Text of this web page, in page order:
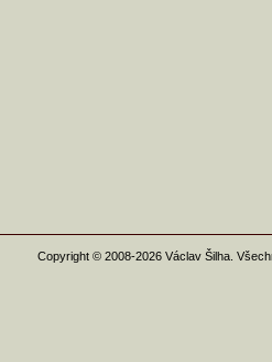
Copyright © 2008-2026 Václav Šilha.